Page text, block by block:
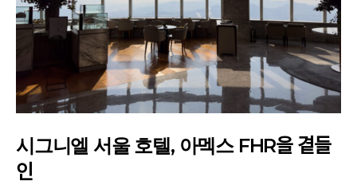
시그니엘 서울 호텔, 아멕스 FHR을 곁들
인